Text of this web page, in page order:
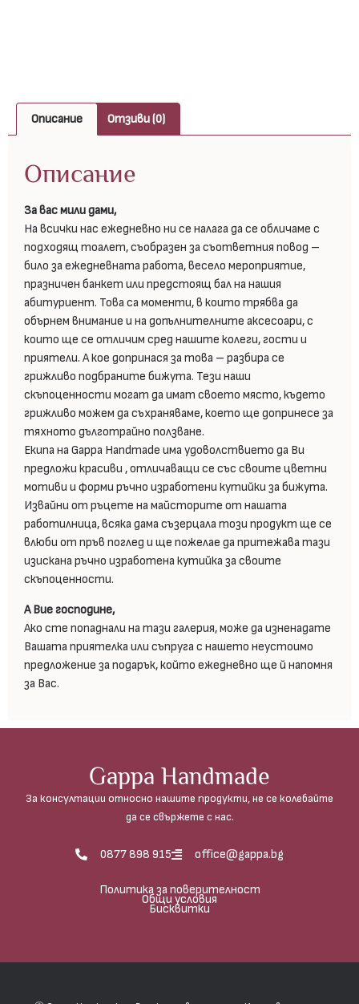
Описание Отзиви (0)
Описание
За вас мили дами,
На всички нас ежедневно ни се налага да се обличаме с
подходящ тоалет, съобразен за съответния повод –
било за ежедневната работа, весело мероприятие,
празничен банкет или предстоящ бал на нашия
абитуриент. Това са моменти, в които трябва да
обърнем внимание и на допълнителните аксесоари, с
които ще се отличим сред нашите колеги, гости и
приятели. А кое допринася за това – разбира се
грижливо подбраните бижута. Тези наши
скъпоценности могат да имат своето място, където
грижливо можем да съхраняваме, което ще допринесе за
тяхното дълготрайно ползване.
Екипа на Gappa Handmade има удоволствието да Ви
предложи красиви , отличаващи се със своите цветни
мотиви и форми ръчно изработени кутийки за бижута.
Извайни от ръцете на майсторите от нашата
работилница, всяка дама съзерцала този продукт ще се
влюби от пръв поглед и ще пожелае да притежава тази
изискана ръчно изработена кутийка за своите
скъпоценности.
А Вие господине,
Ако сте попаднали на тази галерия, може да изненадате
Вашата приятелка или съпруга с нашето неустоимо
предложение за подарък, който ежедневно ще й напомня
за Вас.
Gappa Handmade
За консултации относно нашите продукти, не се колебайте
да се свържете с нас.
0877 898 915 office@gappa.bg
Политика за поверителност
Общи условия
Бисквитки